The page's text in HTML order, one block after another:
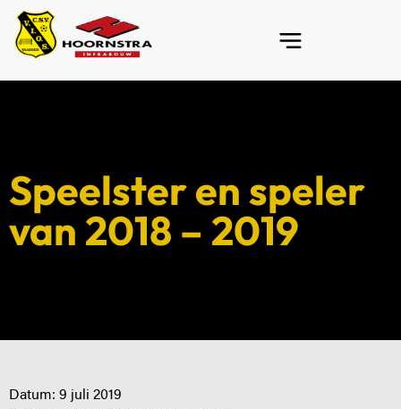
Speelster en speler
van 2018 – 2019
Datum: 9 juli 2019